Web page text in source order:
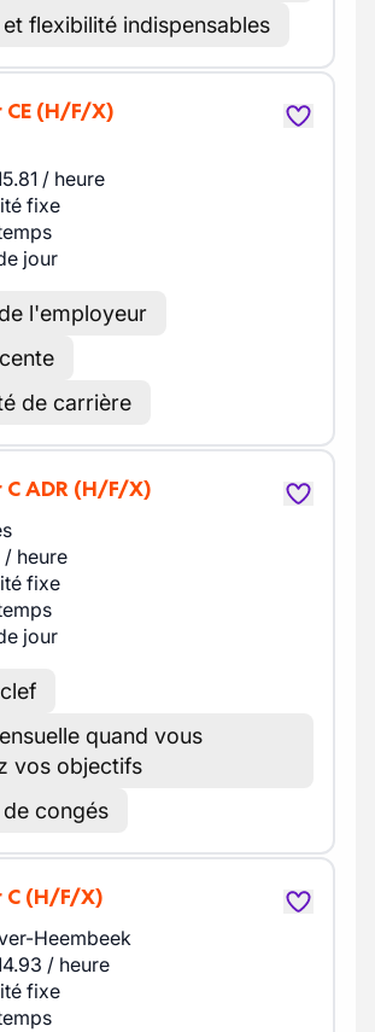
flexibilité indispensables
(H/F/X)
/ heure
fixe
jour
l'employeur
de carrière
ADR (H/F/X)
/ heure
fixe
jour
quand vous
vos objectifs
congés
C (H/F/X)
Heembeek
/ heure
fixe